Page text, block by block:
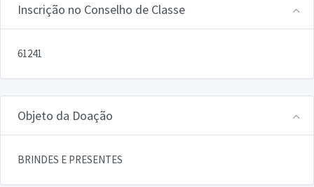
Inscrição no Conselho de Classe
61241
Objeto da Doação
BRINDES E PRESENTES